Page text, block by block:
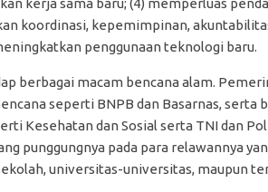
kerja sama baru; (4) memperluas
koordinasi, kepemimpinan,
penggunaan teknologi baru.
berbagai macam bencana alam.
seperti BNPB dan Basarnas, serta
Kesehatan dan Sosial serta TNI dan
punggungnya pada para relawannya
universitas-universitas, maupun